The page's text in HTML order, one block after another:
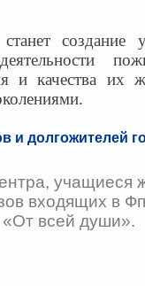
станет создание
и качества их
и долгожителей
учащиеся
входящих в
всей души».